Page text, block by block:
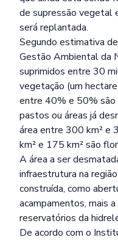
de supressão vegetal
será replantada.
Segundo estimativa
Gestão Ambiental da
suprimidos entre 30
vegetação (um
entre 40% e 50%
pastos ou áreas já
área entre 300 km² e
km² e 175 km² são
A área a ser
infraestrutura na
construída, como
acampamentos, mais
reservatórios da
De acordo com o